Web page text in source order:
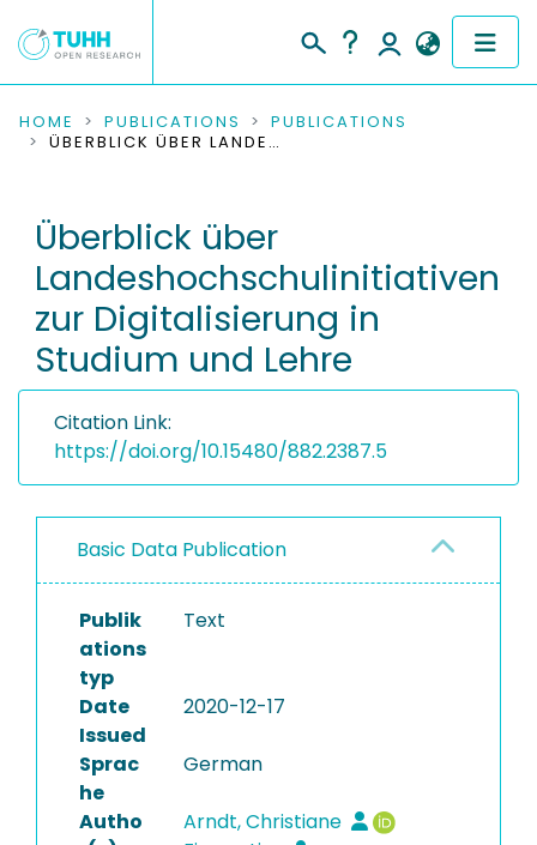
COMMUNITIES & COLLECTIONS
RESEARCH DATA
PEOPLE
INSTITUTIONS
HOME PUBLICATIONS
PUBLICATIONS
ÜBERBLICK ÜBER LANDESHOCHSCHULINITIATIVEN ZUR DIGITALISIERUNG IN STUDIUM UND LEHRE
Überblick über
Landeshochschulinitiativen
zur Digitalisierung in
Studium und Lehre
Citation Link:
https://doi.org/10.15480/882.2387.5
Basic Data Publication
Publik
ations
typ
Text
Date
Issued
2020-12-17
Sprac
he
German
Autho
Arndt, Christiane